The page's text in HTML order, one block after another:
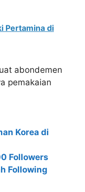
Pertamina di
abondemen
pemakaian
Korea di
Followers
Following